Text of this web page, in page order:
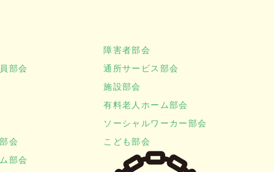
部会
会
部会
障害者部会
通所サービス部会
施設部会
有料老人ホーム部会
ソーシャルワーカー部会
こども部会